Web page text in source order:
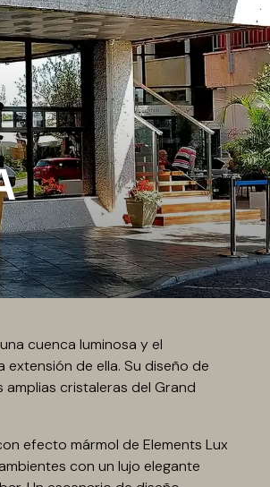
cuenca luminosa y el
extensión de ella. Su diseño de
amplias cristaleras del Grand
efecto mármol de Elements Lux
con un lujo elegante